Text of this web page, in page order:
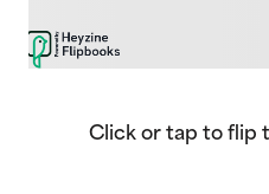
Click or tap to flip